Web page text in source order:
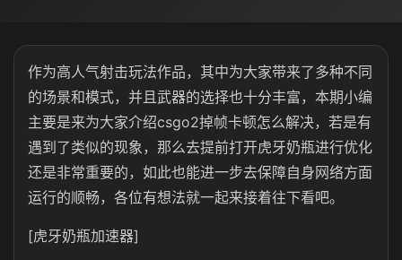
作为高人气射击玩法作品，其中为大家带来了多种不同
的场景和模式，并且武器的选择也十分丰富，本期小编
主要是来为大家介绍csgo2掉帧卡顿怎么解决，若是有
遇到了类似的现象，那么去提前打开虎牙奶瓶进行优化
还是非常重要的，如此也能进一步去保障自身网络方面
运行的顺畅，各位有想法就一起来接着往下看吧。
[虎牙奶瓶加速器]